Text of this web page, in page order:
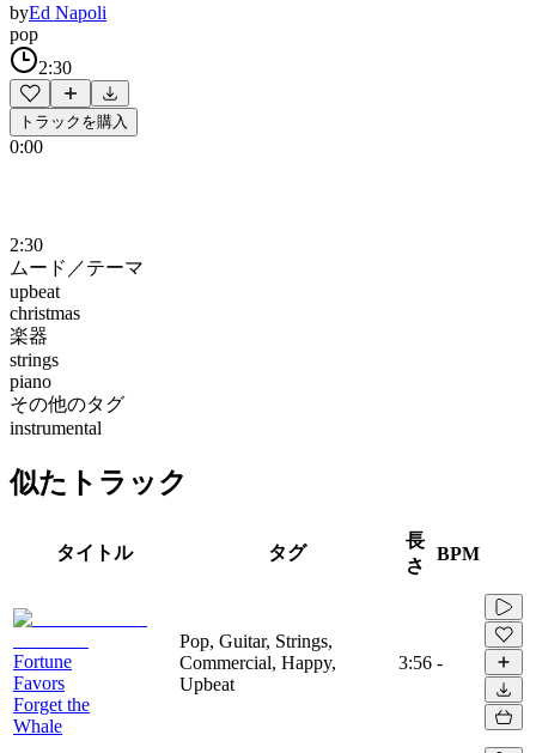
byEd Napoli
pop
2:30
トラックを購入
0:00
2:30
ムード／テーマ
upbeat
christmas
楽器
strings
piano
その他のタグ
instrumental
似たトラック
タイトル タグ
長
さ
BPM
Fortune
Favors
Forget the
Whale
Pop, Guitar, Strings,
Commercial, Happy,
Upbeat
3:56 -